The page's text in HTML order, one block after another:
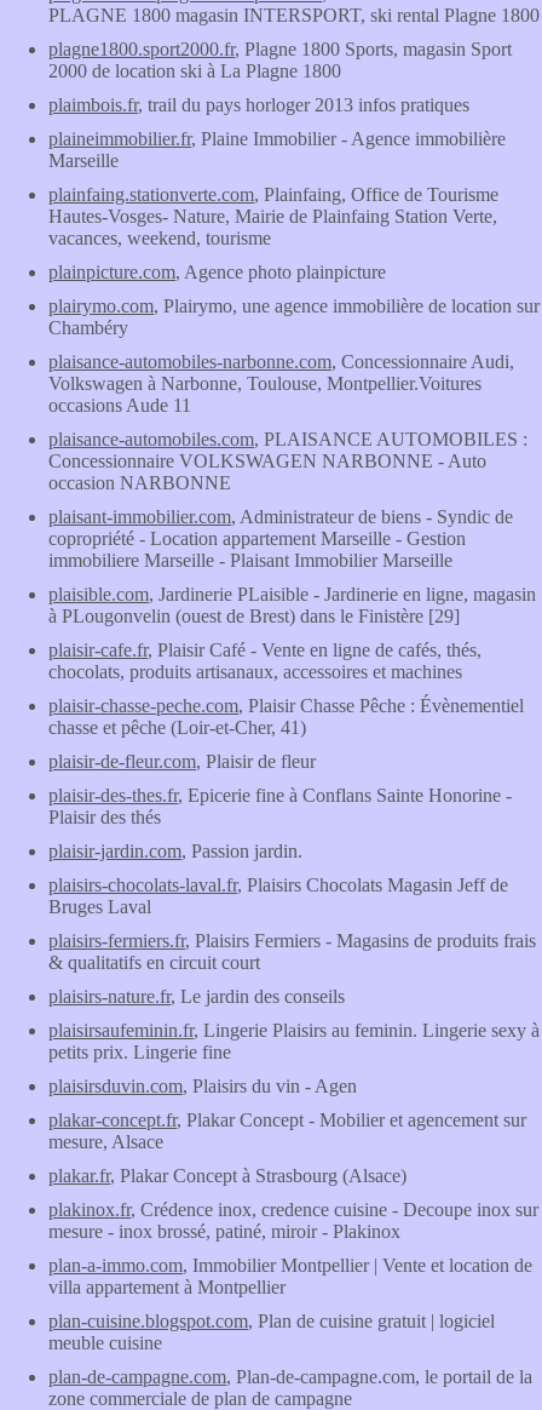
PLAGNE 1800 magasin INTERSPORT, ski rental Plagne 1800
plagne1800.sport2000.fr, Plagne 1800 Sports, magasin Sport
2000 de location ski à La Plagne 1800
plaimbois.fr, trail du pays horloger 2013 infos pratiques
plaineimmobilier.fr, Plaine Immobilier - Agence immobilière
Marseille
plainfaing.stationverte.com, Plainfaing, Office de Tourisme
Hautes-Vosges- Nature, Mairie de Plainfaing Station Verte,
vacances, weekend, tourisme
plainpicture.com, Agence photo plainpicture
plairymo.com, Plairymo, une agence immobilière de location sur
Chambéry
plaisance-automobiles-narbonne.com, Concessionnaire Audi,
Volkswagen à Narbonne, Toulouse, Montpellier.Voitures
occasions Aude 11
plaisance-automobiles.com, PLAISANCE AUTOMOBILES :
Concessionnaire VOLKSWAGEN NARBONNE - Auto
occasion NARBONNE
plaisant-immobilier.com, Administrateur de biens - Syndic de
copropriété - Location appartement Marseille - Gestion
immobiliere Marseille - Plaisant Immobilier Marseille
plaisible.com, Jardinerie PLaisible - Jardinerie en ligne, magasin
à PLougonvelin (ouest de Brest) dans le Finistère [29]
plaisir-cafe.fr, Plaisir Café - Vente en ligne de cafés, thés,
chocolats, produits artisanaux, accessoires et machines
plaisir-chasse-peche.com, Plaisir Chasse Pêche : Évènementiel
chasse et pêche (Loir-et-Cher, 41)
plaisir-de-fleur.com, Plaisir de fleur
plaisir-des-thes.fr, Epicerie fine à Conflans Sainte Honorine -
Plaisir des thés
plaisir-jardin.com, Passion jardin.
plaisirs-chocolats-laval.fr, Plaisirs Chocolats Magasin Jeff de
Bruges Laval
plaisirs-fermiers.fr, Plaisirs Fermiers - Magasins de produits frais
& qualitatifs en circuit court
plaisirs-nature.fr, Le jardin des conseils
plaisirsaufeminin.fr, Lingerie Plaisirs au feminin. Lingerie sexy à
petits prix. Lingerie fine
plaisirsduvin.com, Plaisirs du vin - Agen
plakar-concept.fr, Plakar Concept - Mobilier et agencement sur
mesure, Alsace
plakar.fr, Plakar Concept à Strasbourg (Alsace)
plakinox.fr, Crédence inox, credence cuisine - Decoupe inox sur
mesure - inox brossé, patiné, miroir - Plakinox
plan-a-immo.com, Immobilier Montpellier | Vente et location de
villa appartement à Montpellier
plan-cuisine.blogspot.com, Plan de cuisine gratuit | logiciel
meuble cuisine
plan-de-campagne.com, Plan-de-campagne.com, le portail de la
zone commerciale de plan de campagne